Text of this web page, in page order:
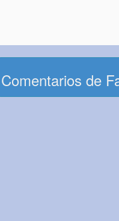
Comentarios de